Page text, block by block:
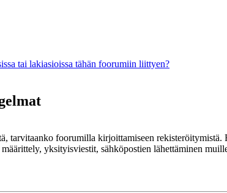
tai lakiasioissa tähän foorumiin liittyen?
tarvitaanko foorumilla kirjoittamiseen
yksityisviestit, sähköpostien lähettäminen